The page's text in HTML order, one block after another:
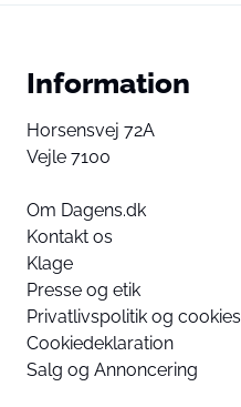
Information
Horsensvej 72A
Vejle 7100
Om Dagens.dk
Kontakt os
Klage
Presse og etik
Privatlivspolitik og cookies
Cookiedeklaration
Salg og Annoncering